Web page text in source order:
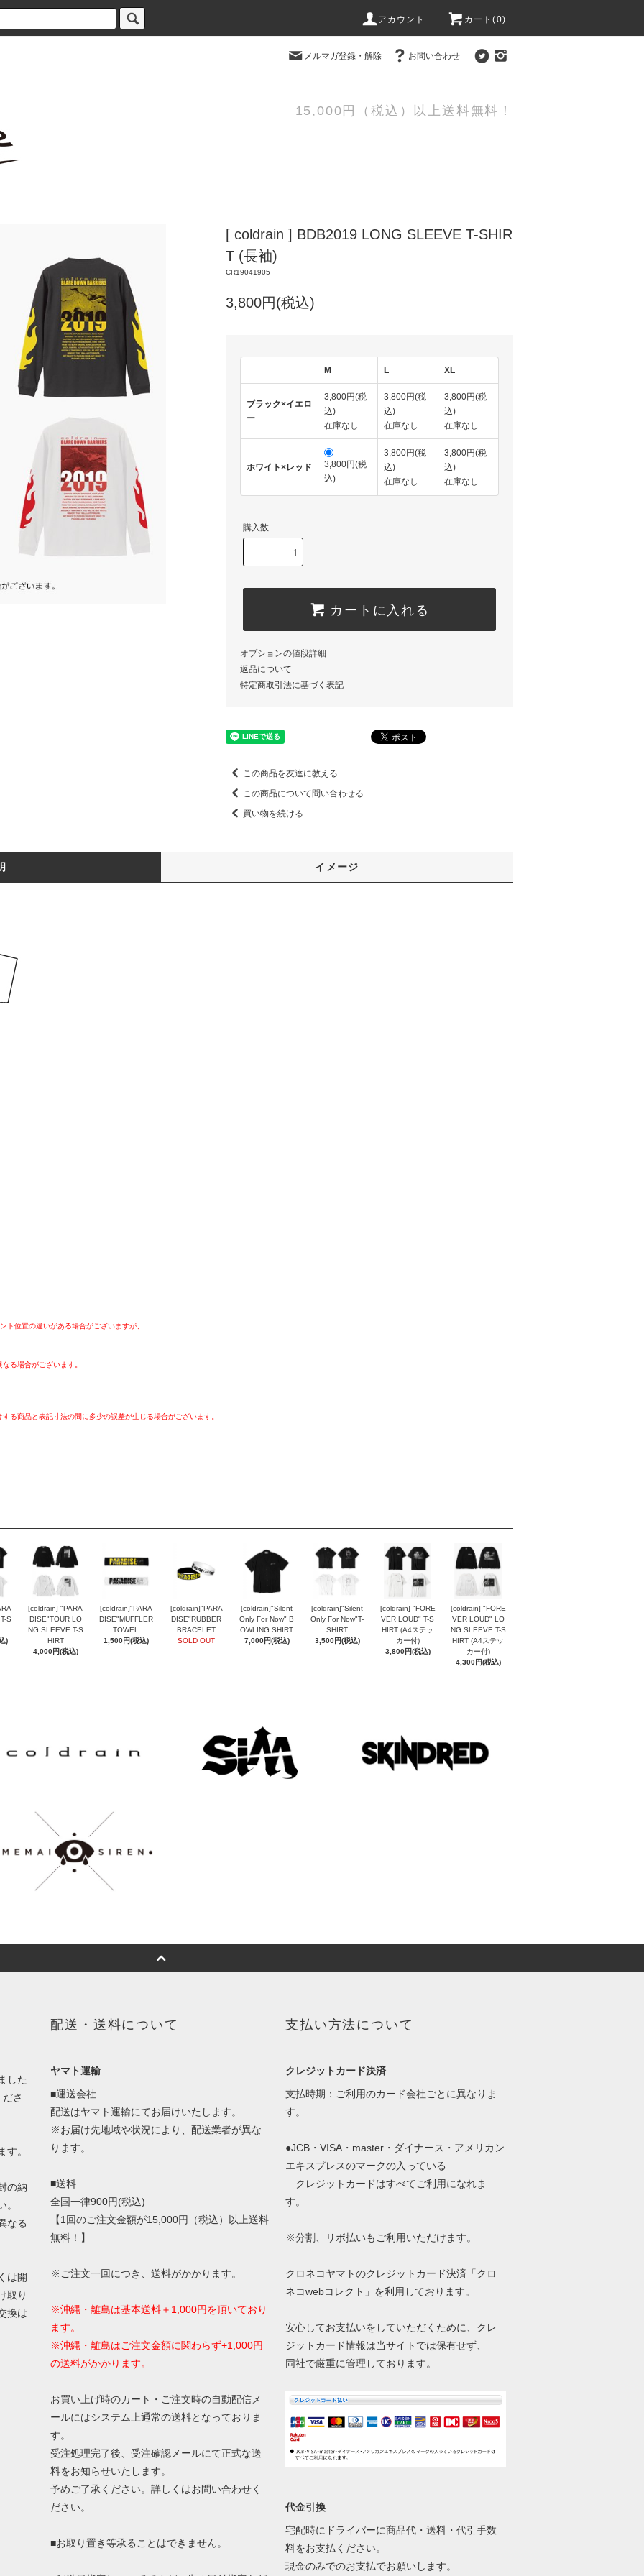
アカウント カート(0)
メルマガ登録・解除 お問い合わせ
15,000円（税込）以上送料無料！
[ coldrain ] BDB2019 LONG SLEEVE T-SHIR
T (長袖)
CR19041905
3,800円(税込)
M L XL
ブラック×イエロ
ー
3,800円(税
込)
在庫なし
3,800円(税
込)
在庫なし
3,800円(税
込)
在庫なし
ホワイト×レッド
3,800円(税
込)
3,800円(税
込)
在庫なし
3,800円(税
込)
在庫なし
購入数
カートに入れる
オプションの値段詳細
返品について
特定商取引法に基づく表記
この商品を友達に教える
この商品について問い合わせる
買い物を続ける
イメージ
位置の違いがある場合がございますが、
る場合がございます。
る商品と表記寸法の間に多少の誤差が生じる場合がございます。
S
)
[coldrain] "PARA
DISE"TOUR LO
NG SLEEVE T-S
HIRT
4,000円(税込)
[coldrain]"PARA
DISE"MUFFLER
TOWEL
1,500円(税込)
[coldrain]"PARA
DISE"RUBBER
BRACELET
SOLD OUT
[coldrain]"Silent
Only For Now" B
OWLING SHIRT
7,000円(税込)
[coldrain]"Silent
Only For Now"T-
SHIRT
3,500円(税込)
[coldrain] "FORE
VER LOUD" T-S
HIRT (A4ステッ
カー付)
3,800円(税込)
[coldrain] "FORE
VER LOUD" LO
NG SLEEVE T-S
HIRT (A4ステッ
カー付)
4,300円(税込)
した
さ
。
の納
なる
は開
取り
換は
配送・送料について
ヤマト運輸
■運送会社
配送はヤマト運輸にてお届けいたします。
※お届け先地域や状況により、配送業者が異な
ります。
■送料
全国一律900円(税込)
【1回のご注文金額が15,000円（税込）以上送料
無料！】
※ご注文一回につき、送料がかかります。
※沖縄・離島は基本送料＋1,000円を頂いており
ます。
※沖縄・離島はご注文金額に関わらず+1,000円
の送料がかかります。
お買い上げ時のカート・ご注文時の自動配信メ
ールにはシステム上通常の送料となっておりま
す。
受注処理完了後、受注確認メールにて正式な送
料をお知らせいたします。
予めご了承ください。詳しくはお問い合わせく
ださい。
■お取り置き等承ることはできません。
支払い方法について
クレジットカード決済
支払時期：ご利用のカード会社ごとに異なりま
す。
●JCB・VISA・master・ダイナース・アメリカン
エキスプレスのマークの入っている
クレジットカードはすべてご利用になれま
す。
※分割、リボ払いもご利用いただけます。
クロネコヤマトのクレジットカード決済「クロ
ネコwebコレクト」を利用しております。
安心してお支払いをしていただくために、クレ
ジットカード情報は当サイトでは保有せず、
同社で厳重に管理しております。
代金引換
宅配時にドライバーに商品代・送料・代引手数
料をお支払ください。
現金のみでのお支払でお願いします。